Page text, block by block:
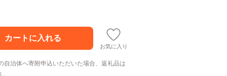
お気に入り
自治体へ寄附申込いただいた場合、返礼品は